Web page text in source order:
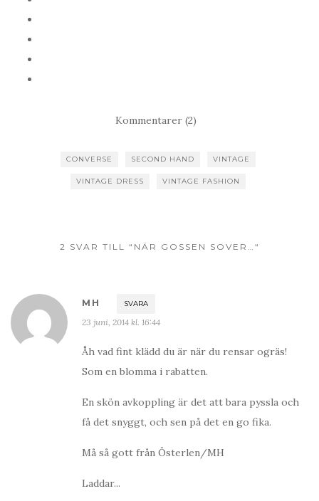
Kommentarer (2)
CONVERSE SECOND HAND VINTAGE
VINTAGE DRESS VINTAGE FASHION
2 SVAR TILL “NÄR GOSSEN SOVER…“
MH SVARA
23 juni, 2014 kl. 16:44
Åh vad fint klädd du är när du rensar ogräs!
Som en blomma i rabatten.
En skön avkoppling är det att bara pyssla och
få det snyggt, och sen på det en go fika.
Må så gott från Österlen/MH
Laddar...